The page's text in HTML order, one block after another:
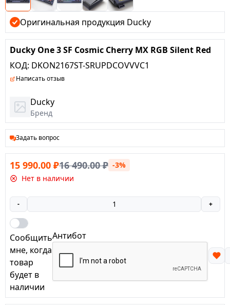
Оригинальная продукция Ducky
Ducky One 3 SF Cosmic Cherry MX RGB Silent Red
КОД: DKON2167ST-SRUPDCOVVVC1
Написать отзыв
Ducky
Бренд
Задать вопрос
15 990.00 ₽16 490.00₽ -3%
Нет в наличии
- +
Сообщить
мне, когда
товар
будет в
наличии
Антибот